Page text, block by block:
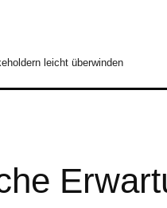
leicht überwinden